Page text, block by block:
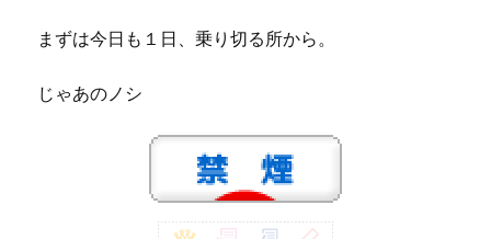
まずは今日も１日、乗り切る所から。
じゃあのノシ